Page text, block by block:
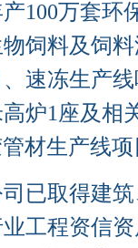
100万套环
饲料及饲
速冻生产
炉1座及相
材生产线
取得建筑
工程资信